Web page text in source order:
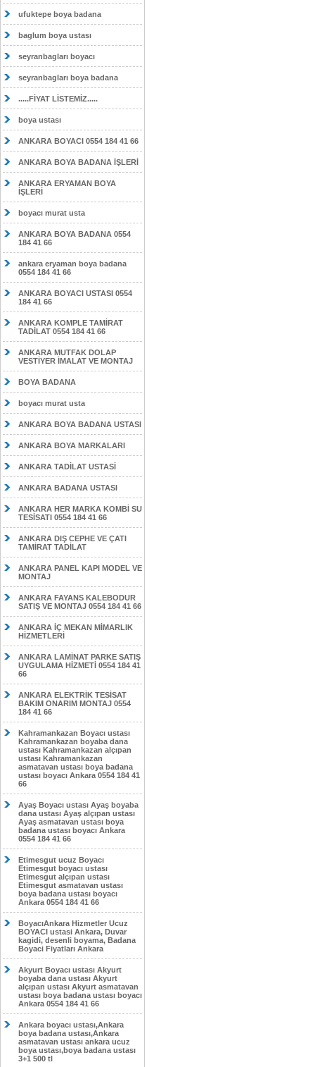
ufuktepe boya badana
baglum boya ustası
seyranbagları boyacı
seyranbagları boya badana
.....FİYAT LİSTEMİZ.....
boya ustası
ANKARA BOYACI 0554 184 41 66
ANKARA BOYA BADANA İŞLERİ
ANKARA ERYAMAN BOYA
İŞLERİ
boyacı murat usta
ANKARA BOYA BADANA 0554
184 41 66
ankara eryaman boya badana
0554 184 41 66
ANKARA BOYACI USTASI 0554
184 41 66
ANKARA KOMPLE TAMİRAT
TADİLAT 0554 184 41 66
ANKARA MUTFAK DOLAP
VESTİYER İMALAT VE MONTAJ
BOYA BADANA
boyacı murat usta
ANKARA BOYA BADANA USTASI
ANKARA BOYA MARKALARI
ANKARA TADİLAT USTASİ
ANKARA BADANA USTASI
ANKARA HER MARKA KOMBİ SU
TESİSATI 0554 184 41 66
ANKARA DIŞ CEPHE VE ÇATI
TAMİRAT TADİLAT
ANKARA PANEL KAPI MODEL VE
MONTAJ
ANKARA FAYANS KALEBODUR
SATIŞ VE MONTAJ 0554 184 41 66
ANKARA İÇ MEKAN MİMARLIK
HİZMETLERİ
ANKARA LAMİNAT PARKE SATIŞ
UYGULAMA HİZMETİ 0554 184 41
66
ANKARA ELEKTRİK TESİSAT
BAKIM ONARIM MONTAJ 0554
184 41 66
Kahramankazan Boyacı ustası
Kahramankazan boyaba dana
ustası Kahramankazan alçıpan
ustası Kahramankazan
asmatavan ustası boya badana
ustası boyacı Ankara 0554 184 41
66
Ayaş Boyacı ustası Ayaş boyaba
dana ustası Ayaş alçıpan ustası
Ayaş asmatavan ustası boya
badana ustası boyacı Ankara
0554 184 41 66
Etimesgut ucuz Boyacı
Etimesgut boyacı ustası
Etimesgut alçıpan ustası
Etimesgut asmatavan ustası
boya badana ustası boyacı
Ankara 0554 184 41 66
BoyacıAnkara Hizmetler Ucuz
BOYACI ustasi Ankara, Duvar
kagidi, desenli boyama, Badana
Boyaci Fiyatları Ankara
Akyurt Boyacı ustası Akyurt
boyaba dana ustası Akyurt
alçıpan ustası Akyurt asmatavan
ustası boya badana ustası boyacı
Ankara 0554 184 41 66
Ankara boyacı ustası,Ankara
boya badana ustası,Ankara
asmatavan ustası ankara ucuz
boya ustası,boya badana ustası
3+1 500 tl